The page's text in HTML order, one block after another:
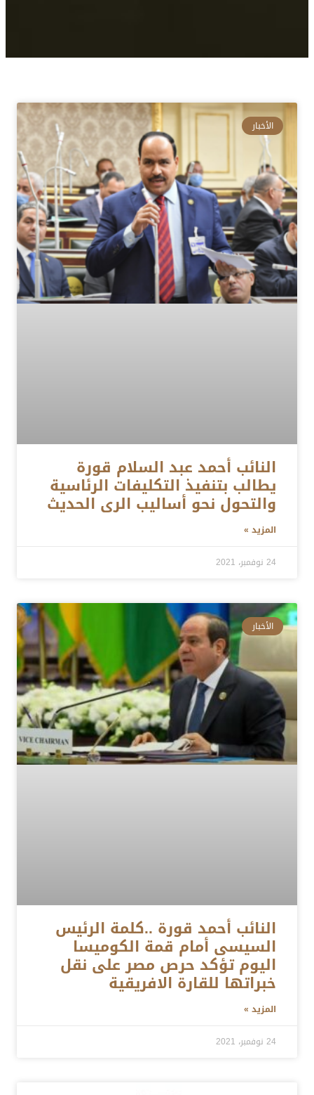
الأخبار
النائب أحمد عبد السلام قورة
يطالب بتنفيذ التكليفات الرئاسية
والتحول نحو أساليب الرى الحديث
المزيد »
24 نوفمبر، 2021
الأخبار
النائب أحمد قورة ..كلمة الرئيس
السيسى أمام قمة الكوميسا
اليوم تؤكد حرص مصر على نقل
خبراتها للقارة الافريقية
المزيد »
24 نوفمبر، 2021